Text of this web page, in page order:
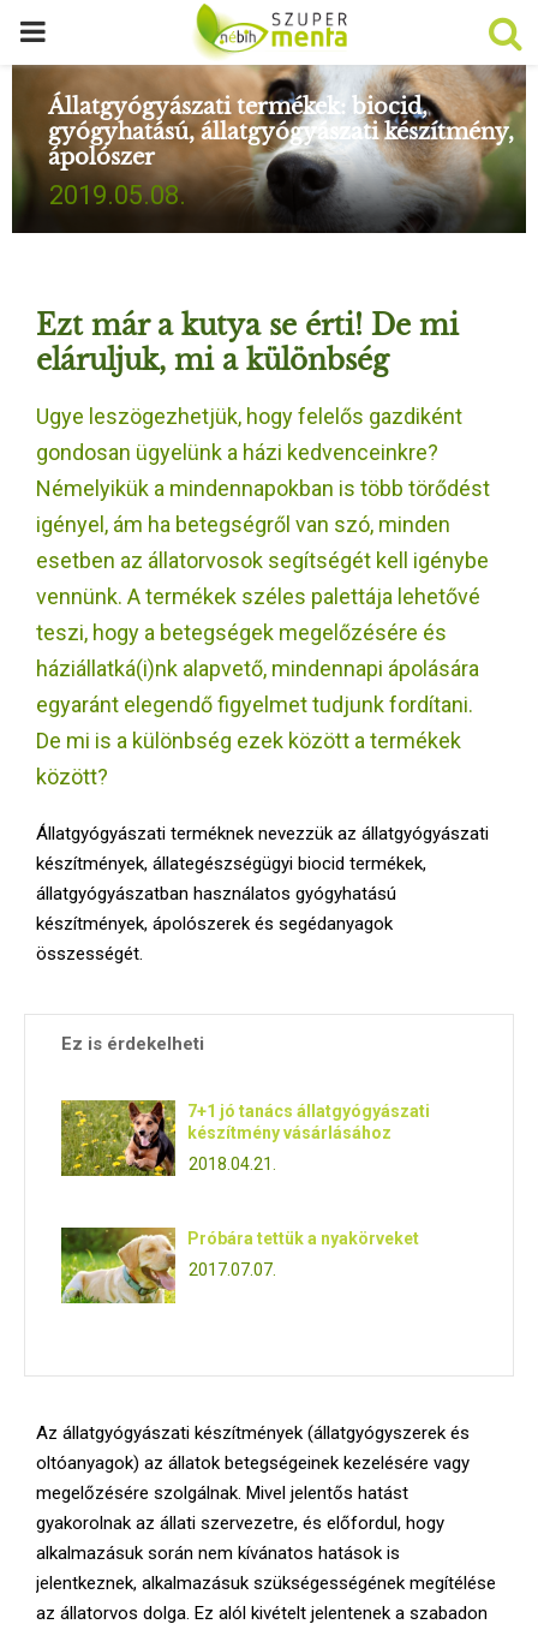
P
M
R
M
N
U
Állatgyógyászati termékek: biocid,
gyógyhatású, állatgyógyászati készítmény,
ápolószer
2019.05.08.
Ezt már a kutya se érti! De mi
eláruljuk, mi a különbség
Ugye leszögezhetjük, hogy felelős gazdiként
gondosan ügyelünk a házi kedvenceinkre?
Némelyikük a mindennapokban is több törődést
igényel, ám ha betegségről van szó, minden
esetben az állatorvosok segítségét kell igénybe
vennünk. A termékek széles palettája lehetővé
teszi, hogy a betegségek megelőzésére és
háziállatká(i)nk alapvető, mindennapi ápolására
egyaránt elegendő figyelmet tudjunk fordítani.
De mi is a különbség ezek között a termékek
között?
Állatgyógyászati terméknek nevezzük az állatgyógyászati
készítmények, állategészségügyi biocid termékek,
állatgyógyászatban használatos gyógyhatású
készítmények, ápolószerek és segédanyagok
összességét.
Ez is érdekelheti
7+1 jó tanács állatgyógyászati
készítmény vásárlásához
2018.04.21.
Próbára tettük a nyakörveket
2017.07.07.
Az állatgyógyászati készítmények (állatgyógyszerek és
oltóanyagok) az állatok betegségeinek kezelésére vagy
megelőzésére szolgálnak. Mivel jelentős hatást
gyakorolnak az állati szervezetre, és előfordul, hogy
alkalmazásuk során nem kívánatos hatások is
jelentkeznek, alkalmazásuk szükségességének megítélése
az állatorvos dolga. Ez alól kivételt jelentenek a szabadon